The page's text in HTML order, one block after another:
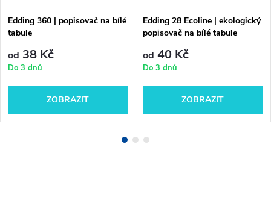
Edding 360 | popisovač na bílé
tabule
od 38 Kč
Do 3 dnů
ZOBRAZIT
Edding 28 Ecoline | ekologický
popisovač na bílé tabule
od 40 Kč
Do 3 dnů
ZOBRAZIT